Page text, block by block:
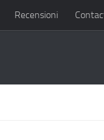
Recensioni